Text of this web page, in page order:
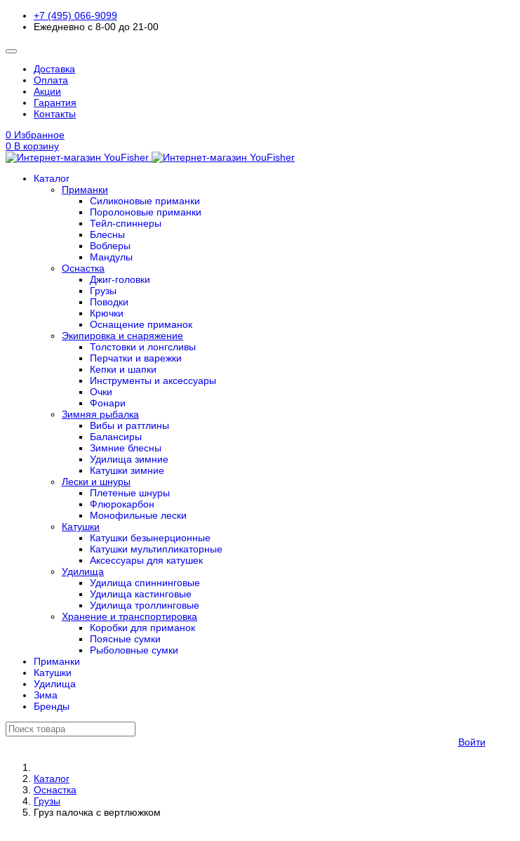
+7 (495) 066-9099
Ежедневно с 8-00 до 21-00
Доставка
Оплата
Акции
Гарантия
Контакты
0 Избранное
0 В корзину
Каталог
Приманки
Силиконовые приманки
Поролоновые приманки
Тейл-спиннеры
Блесны
Воблеры
Мандулы
Оснастка
Джиг-головки
Грузы
Поводки
Крючки
Оснащение приманок
Экипировка и снаряжение
Толстовки и лонгсливы
Перчатки и варежки
Кепки и шапки
Инструменты и аксессуары
Очки
Фонари
Зимняя рыбалка
Вибы и раттлины
Балансиры
Зимние блесны
Удилища зимние
Катушки зимние
Лески и шнуры
Плетеные шнуры
Флюрокарбон
Монофильные лески
Катушки
Катушки безынерционные
Катушки мультипликаторные
Аксессуары для катушек
Удилища
Удилища спиннинговые
Удилища кастинговые
Удилища троллинговые
Хранение и транспортировка
Коробки для приманок
Поясные сумки
Рыболовные сумки
Приманки
Катушки
Удилища
Зима
Бренды
Войти
Каталог
Оснастка
Грузы
Груз палочка с вертлюжком